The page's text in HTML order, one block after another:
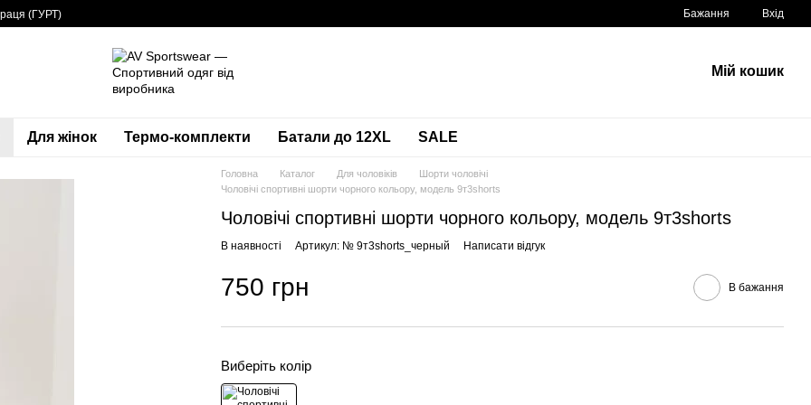
(ГУРТ) Бажання Вхід
Мій кошик
Для жінок Термо-комплекти Батали до 12XL SALE
Головна Каталог Для чоловіків
Шорти чоловічі
Чоловічі спортивні шорти чорного кольору, модель 9т3shorts
Чоловічі спортивні шорти чорного кольору, модель 9т3shorts
В наявності Артикул: № 9т3shorts_черный Написати відгук
750 грн В бажання
Виберіть колір